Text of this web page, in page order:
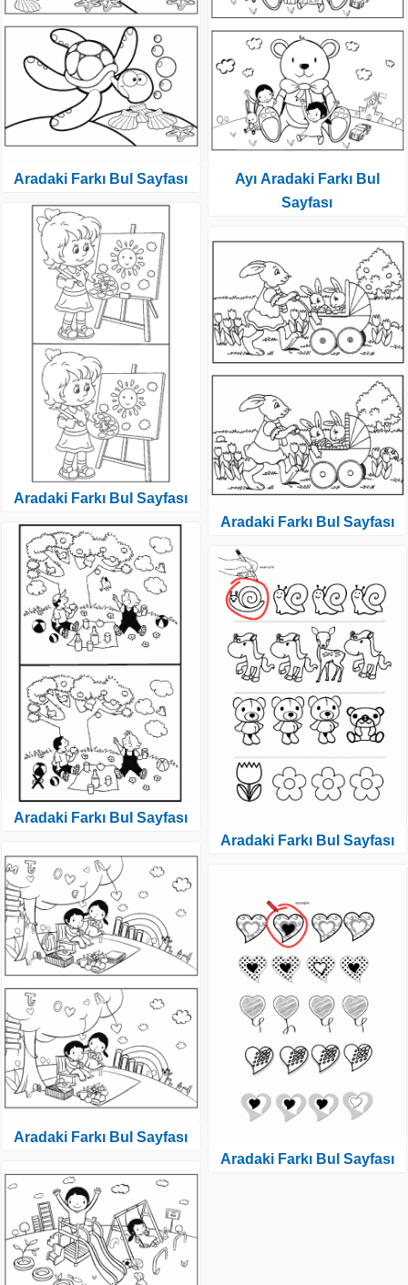
Aradaki Farkı Bul Sayfası
Aradaki Farkı Bul Sayfası
Aradaki Farkı Bul Sayfası
Aradaki Farkı Bul Sayfası
Ayı Aradaki Farkı Bul
Sayfası
Aradaki Farkı Bul Sayfası
Aradaki Farkı Bul Sayfası
Aradaki Farkı Bul Sayfası